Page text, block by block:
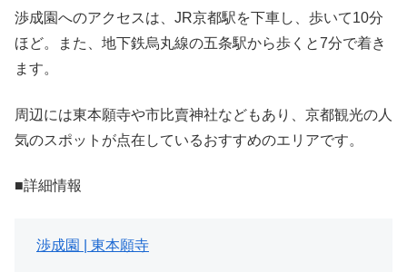
渉成園へのアクセスは、JR京都駅を下車し、歩いて10分
ほど。また、地下鉄烏丸線の五条駅から歩くと7分で着き
ます。
周辺には東本願寺や市比賣神社などもあり、京都観光の人
気のスポットが点在しているおすすめのエリアです。
■詳細情報
渉成園 | 東本願寺